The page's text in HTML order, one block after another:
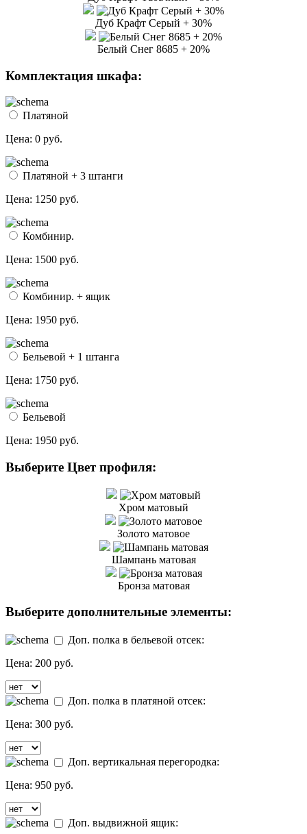
Дуб Крафт Серый + 30%
Белый Снег 8685 + 20%
Комплектация шкафа:
Платяной
Цена: 0 руб.
Платяной + 3 штанги
Цена: 1250 руб.
Комбинир.
Цена: 1500 руб.
Комбинир. + ящик
Цена: 1950 руб.
Бельевой + 1 штанга
Цена: 1750 руб.
Бельевой
Цена: 1950 руб.
Выберите Цвет профиля:
Хром матовый
Золото матовое
Шампань матовая
Бронза матовая
Выберите дополнительные элементы:
Доп. полка в бельевой отсек:
Цена: 200 руб.
Доп. полка в платяной отсек:
Цена: 300 руб.
Доп. вертикальная перегородка:
Цена: 950 руб.
Доп. выдвижной ящик: